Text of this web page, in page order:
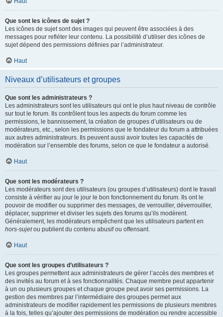
Que sont les icônes de sujet ?
Les icônes de sujet sont des images qui peuvent être associées à des
messages pour refléter leur contenu. La possibilité d’utiliser des icônes de
sujet dépend des permissions définies par l’administrateur.
Haut
Niveaux d’utilisateurs et groupes
Que sont les administrateurs ?
Les administrateurs sont les utilisateurs qui ont le plus haut niveau de contrôle
sur tout le forum. Ils contrôlent tous les aspects du forum comme les
permissions, le bannissement, la création de groupes d’utilisateurs ou de
modérateurs, etc., selon les permissions que le fondateur du forum a attribuées
aux autres administrateurs. Ils peuvent aussi avoir toutes les capacités de
modération sur l’ensemble des forums, selon ce que le fondateur a autorisé.
Haut
Que sont les modérateurs ?
Les modérateurs sont des utilisateurs (ou groupes d’utilisateurs) dont le travail
consiste à vérifier au jour le jour le bon fonctionnement du forum. Ils ont le
pouvoir de modifier ou supprimer des messages, de verrouiller, déverrouiller,
déplacer, supprimer et diviser les sujets des forums qu’ils modèrent.
Généralement, les modérateurs empêchent que les utilisateurs partent en
hors-sujetou publient du contenu abusif ou offensant.
Haut
Que sont les groupes d’utilisateurs ?
Les groupes permettent aux administrateurs de gérer l’accès des membres et
des invités au forum et à ses fonctionnalités. Chaque membre peut appartenir
à un ou plusieurs groupes et chaque groupe peut avoir ses permissions. La
gestion des membres par l’intermédiaire des groupes permet aux
administrateurs de modifier rapidement les permissions de plusieurs membres
à la fois, telles qu’ajouter des permissions de modération ou rendre accessible